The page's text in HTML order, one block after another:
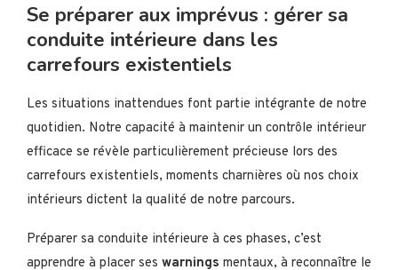
Se préparer aux imprévus : gérer sa
conduite intérieure dans les
carrefours existentiels
Les situations inattendues font partie intégrante de notre
quotidien. Notre capacité à maintenir un contrôle intérieur
efficace se révèle particulièrement précieuse lors des
carrefours existentiels, moments charnières où nos choix
intérieurs dictent la qualité de notre parcours.
Préparer sa conduite intérieure à ces phases, c’est
apprendre à placer ses warnings mentaux, à reconnaître le